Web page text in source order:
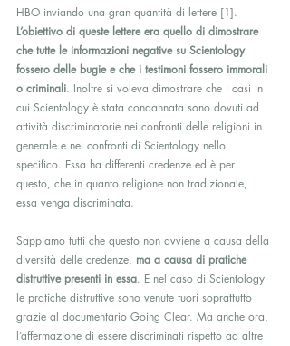
HBO inviando una gran quantità di lettere [1].
L’obiettivo di queste lettere era quello di dimostrare
che tutte le informazioni negative su Scientology
fossero delle bugie e che i testimoni fossero immorali
o criminali. Inoltre si voleva dimostrare che i casi in
cui Scientology è stata condannata sono dovuti ad
attività discriminatorie nei confronti delle religioni in
generale e nei confronti di Scientology nello
specifico. Essa ha differenti credenze ed è per
questo, che in quanto religione non tradizionale,
essa venga discriminata.
Sappiamo tutti che questo non avviene a causa della
diversità delle credenze, ma a causa di pratiche
distruttive presenti in essa. E nel caso di Scientology
le pratiche distruttive sono venute fuori soprattutto
grazie al documentario Going Clear. Ma anche ora,
l’affermazione di essere discriminati rispetto ad altre